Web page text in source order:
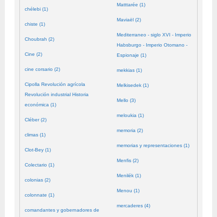
chélebi (1)
chiste (1)
Choubrah (2)
Cine (2)
cine corsario (2)
Cipolla Revolución agrícola
Revolución industrial Historia
económica (1)
Cléber (2)
climas (1)
Clot-Bey (1)
Colectario (1)
colonias (2)
colonnate (1)
comandantes y gobernadores de
Matttarée (1)
Maviaël (2)
Mediterraneo - siglo XVI - Imperio
Habsburgo - Imperio Otomano -
Espionaje (1)
mekkias (1)
Melkisedek (1)
Mello (3)
meloukia (1)
memoria (2)
memorias y representaciones (1)
Menfis (2)
Menilék (1)
Menou (1)
mercaderes (4)